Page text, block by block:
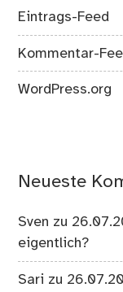
Eintrags-Feed
Kommentar-
WordPress.org
Neueste
Sven zu
eigentlich?
Sari zu